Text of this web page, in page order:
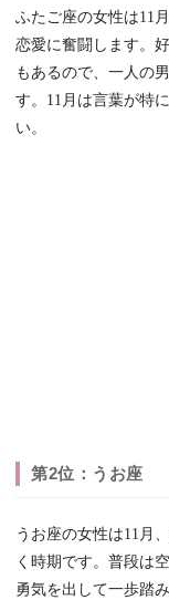
ふたご座の女性は11
恋愛に奮闘します。
もあるので、一人の
す。11月は言葉が特
い。
第2位：うお座
うお座の女性は11月
く時期です。普段は
勇気を出して一歩踏